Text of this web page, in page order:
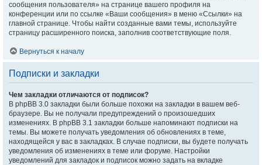
сообщения пользователя» на странице вашего профиля на
конференции или по ссылке «Ваши сообщения» в меню «Ссылки» на
главной странице. Чтобы найти созданные вами темы, используйте
страницу расширенного поиска, заполнив соответствующие поля.
Вернуться к началу
Подписки и закладки
Чем закладки отличаются от подписок?
В phpBB 3.0 закладки были больше похожи на закладки в вашем веб-
браузере. Вы не получали предупреждений о произошедших
изменениях. В phpBB 3.1 закладки больше напоминают подписки на
темы. Вы можете получать уведомления об обновлениях в теме,
находящейся у вас в закладках. В случае подписки, вы будете получать
уведомления об изменениях в теме или форуме. Настройки
уведомлений для закладок и подписок можно задать на вкладке